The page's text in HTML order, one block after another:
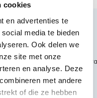
cookies
en advertenties te
media te bieden
Ook delen we
site met onze
en analyse. Deze
met andere
of die ze hebben
189476/files/451435720/